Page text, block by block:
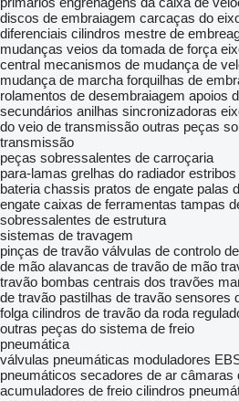
discos de embraiagem carcaças do
diferenciais cilindros mestre de
mudanças veios da tomada de força
central mecanismos de mudança de
mudança de marcha forquilhas de
rolamentos de desembraiagem apoios
secundários anilhas sincronizadoras
do veio de transmissão outras peças
transmissão
peças sobressalentes de carroçaria
para-lamas grelhas do radiador estribos
bateria chassis pratos de engate palas
engate caixas de ferramentas tampas
sobressalentes de estrutura
sistemas de travagem
pinças de travão válvulas de controlo
de mão alavancas de travão de mão
travão bombas centrais dos travões
de travão pastilhas de travão sensores
folga cilindros de travão da roda
outras peças do sistema de freio
pneumática
válvulas pneumáticas moduladores
pneumáticos secadores de ar câmaras
acumuladores de freio cilindros